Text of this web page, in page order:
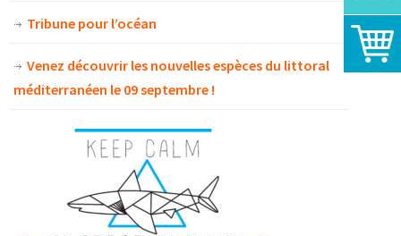
Tribune pour l’océan
Venez découvrir les nouvelles espèces du littoral
méditerranéen le 09 septembre !